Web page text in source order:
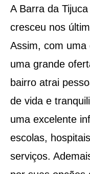
A Barra da
cresceu nos
Assim, com uma
uma grande
bairro atrai
de vida e
uma excelente
escolas,
serviços.